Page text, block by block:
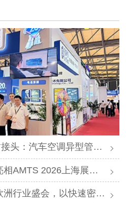
汽车空调异型管口测试方案
海展，以密封技术赋能汽车制造
快速密封技术赋能欧洲新能源产业链